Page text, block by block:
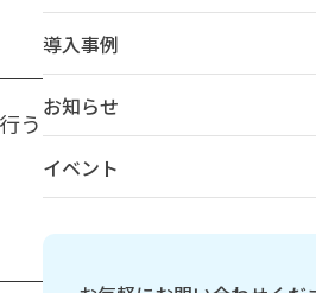
う
導入事例
お知らせ
イベント